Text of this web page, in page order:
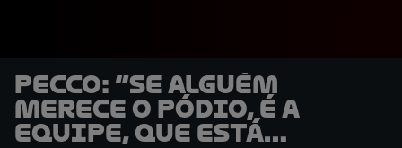
Pecco: “Se alguém
merece o pódio, é a
equipe, que está